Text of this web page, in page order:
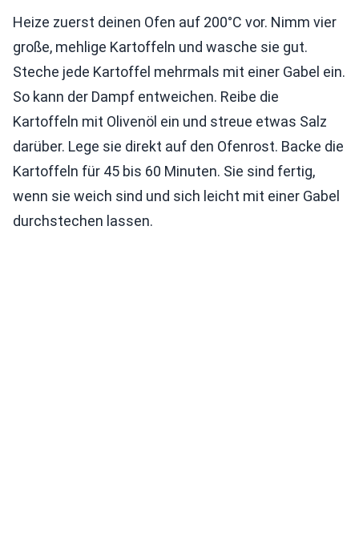
Heize zuerst deinen Ofen auf 200°C vor. Nimm vier
große, mehlige Kartoffeln und wasche sie gut.
Steche jede Kartoffel mehrmals mit einer Gabel ein.
So kann der Dampf entweichen. Reibe die
Kartoffeln mit Olivenöl ein und streue etwas Salz
darüber. Lege sie direkt auf den Ofenrost. Backe die
Kartoffeln für 45 bis 60 Minuten. Sie sind fertig,
wenn sie weich sind und sich leicht mit einer Gabel
durchstechen lassen.